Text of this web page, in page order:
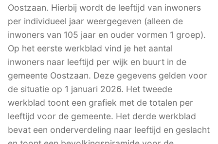
Oostzaan. Hierbij wordt de leeftijd van inwoners
per individueel jaar weergegeven (alleen de
inwoners van 105 jaar en ouder vormen 1 groep).
Op het eerste werkblad vind je het aantal
inwoners naar leeftijd per wijk en buurt in de
gemeente Oostzaan. Deze gegevens gelden voor
de situatie op 1 januari 2026. Het tweede
werkblad toont een grafiek met de totalen per
leeftijd voor de gemeente. Het derde werkblad
bevat een onderverdeling naar leeftijd en geslacht